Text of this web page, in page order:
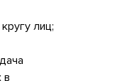
лиц;
в